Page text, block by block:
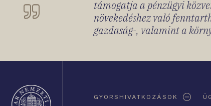
támogatja a pénzügyi
növekedéshez való
gazdaság-, valamint a
GYORSHIVATKOZÁSOK